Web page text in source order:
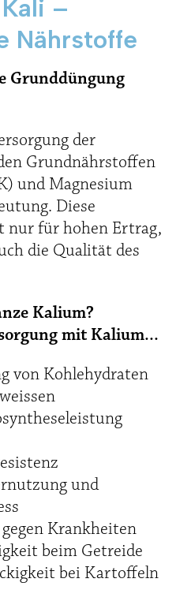
–
Nährstoffe
Grunddüngung
der
Grundnährstoffen
und Magnesium
Diese
nur für hohen Ertrag,
die Qualität des
Kalium?
mit Kalium...
von Kohlehydraten
und
Krankheiten
beim Getreide
bei Kartoffeln